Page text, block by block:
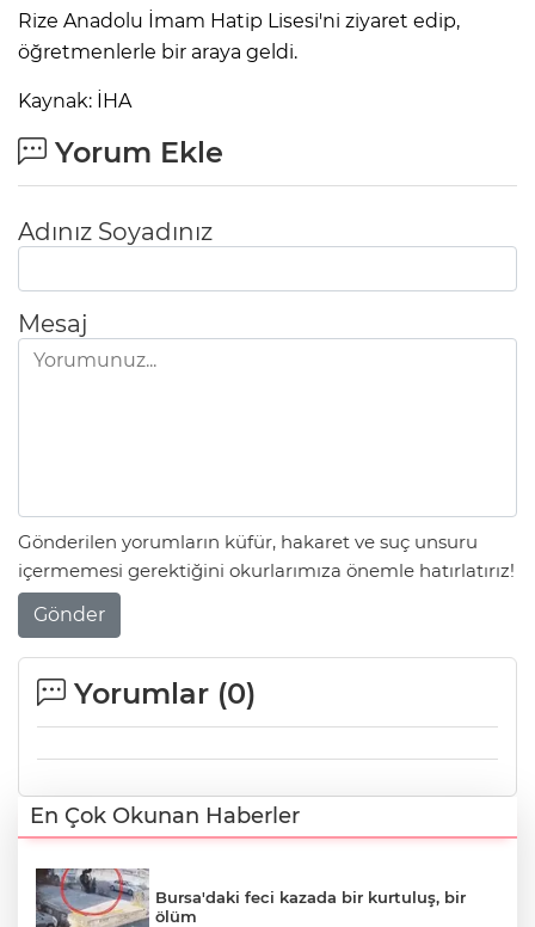
Rize Anadolu İmam Hatip Lisesi'ni ziyaret edip,
öğretmenlerle bir araya geldi.
Kaynak: İHA
Yorum Ekle
Adınız Soyadınız
Mesaj
Gönderilen yorumların küfür, hakaret ve suç unsuru
içermemesi gerektiğini okurlarımıza önemle hatırlatırız!
Gönder
Yorumlar (0)
En Çok Okunan Haberler
Bursa'daki feci kazada bir kurtuluş, bir
ölüm